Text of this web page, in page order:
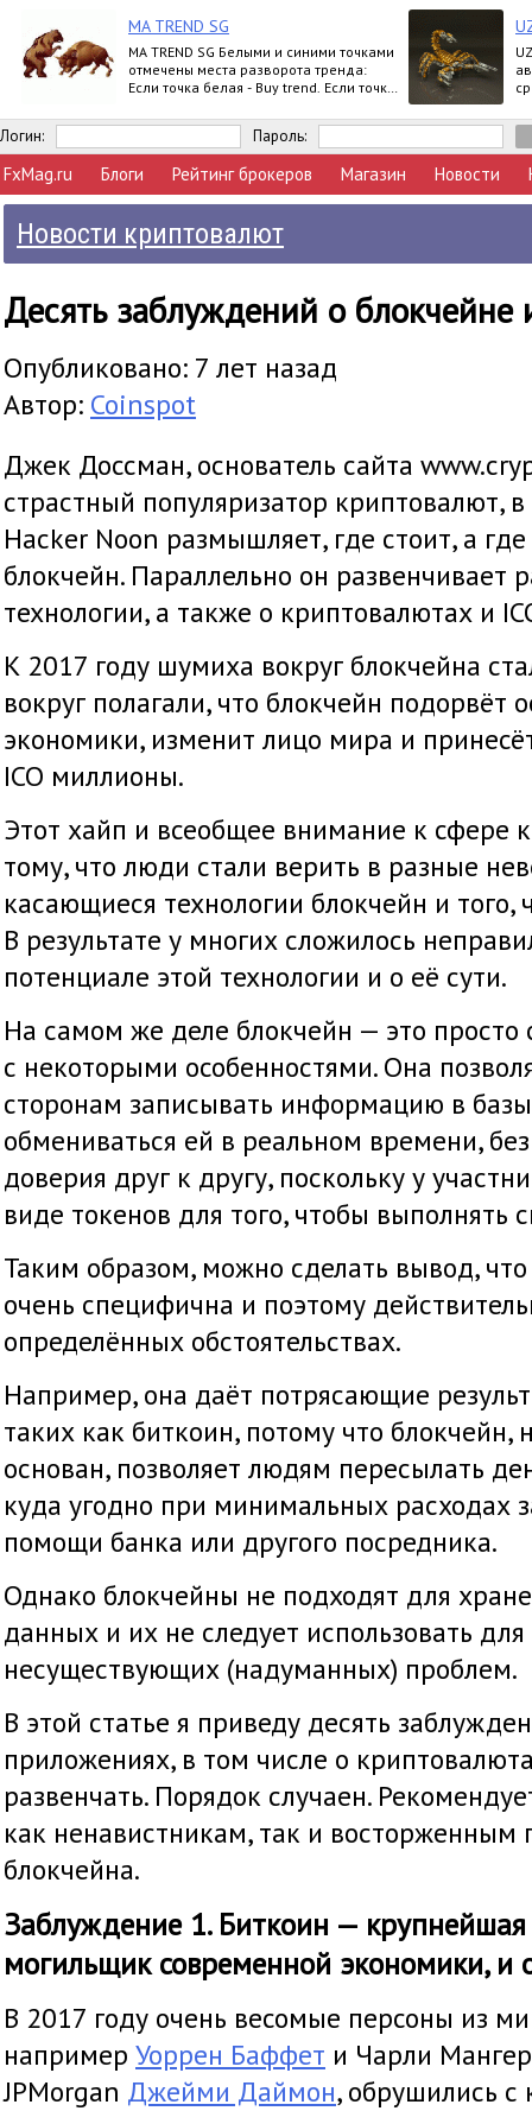
MA TREND SG
MA TREND SG Белыми и синими точками
отмечены места разворота тренда:
Если точка белая - Buy trend. Если точка
Логин: Пароль:
FxMag.ru Блоги Рейтинг брокеров Магазин Новости
Новости криптовалют
Десять заблуждений о блокчейне
Опубликовано: 7 лет назад
Автор: Coinspot
Джек Доссман, основатель сайта
страстный популяризатор криптовалют,
Hacker Noon размышляет, где стоит, а
блокчейн. Параллельно он развенчивает
технологии, а также о криптовалютах и
К 2017 году шумиха вокруг блокчейна
вокруг полагали, что блокчейн подорвёт
экономики, изменит лицо мира и
ICO миллионы.
Этот хайп и всеобщее внимание к сфере
тому, что люди стали верить в разные
касающиеся технологии блокчейн и того,
В результате у многих сложилось
потенциале этой технологии и о её сути.
На самом же деле блокчейн — это просто
с некоторыми особенностями. Она
сторонам записывать информацию в
обмениваться ей в реальном времени,
доверия друг к другу, поскольку у
виде токенов для того, чтобы выполнять
Таким образом, можно сделать вывод,
очень специфична и поэтому
определённых обстоятельствах.
Например, она даёт потрясающие
таких как биткоин, потому что блокчейн,
основан, позволяет людям пересылать
куда угодно при минимальных расходах
помощи банка или другого посредника.
Однако блокчейны не подходят для
данных и их не следует использовать
несуществующих (надуманных) проблем.
В этой статье я приведу десять
приложениях, в том числе о
развенчать. Порядок случаен.
как ненавистникам, так и восторженным
блокчейна.
Заблуждение 1. Биткоин —
могильщик современной экономики, и
В 2017 году очень весомые персоны из
например Уоррен Баффет и Чарли
JPMorgan Джейми Даймон, обрушились с